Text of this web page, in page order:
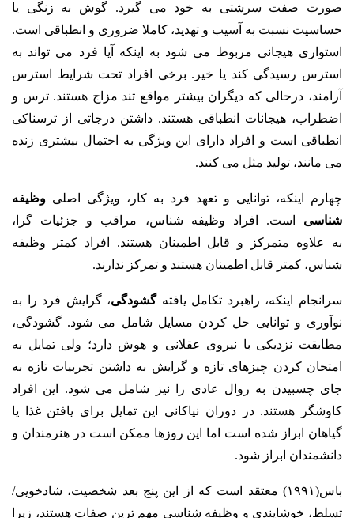
صورت صفت سرشتی به خود می گیرد. گوش به زنگی یا
حساسیت نسبت به آسیب و تهدید، کاملا ضروری و انطباقی است.
استواری هیجانی مربوط می شود به اینکه آیا فرد می تواند به
استرس رسیدگی کند یا خیر. برخی افراد تحت شرایط استرس
آرامند، درحالی که دیگران بیشتر مواقع تند مزاج هستند. ترس و
اضطراب، هیجانات انطباقی هستند. داشتن درجاتی از ترسناکی
انطباقی است و افراد دارای این ویژگی به احتمال بیشتری زنده
می مانند، تولید مثل می کنند.
چهارم اینکه، توانایی و تعهد فرد به کار، ویژگی اصلی وظیفه
شناسی است. افراد وظیفه شناس، مراقب و جزئیات گرا،
به علاوه متمرکز و قابل اطمینان هستند. افراد کمتر وظیفه
شناس، کمتر قابل اطمینان هستند و تمرکز ندارند.
سرانجام اینکه، راهبرد تکامل یافتهگشودگی، گرایش فرد را به
نوآوری و توانایی حل کردن مسایل شامل می شود. گشودگی،
مطابقت نزدیکی با نیروی عقلانی و هوش دارد؛ ولی تمایل به
امتحان کردن چیزهای تازه و گرایش به داشتن تجربیات تازه به
جای چسبیدن به روال عادی را نیز شامل می شود. این افراد
کاوشگر هستند. در دوران نیاکانی این تمایل برای یافتن غذا یا
گیاهان ابراز شده است اما این روزها ممکن است در هنرمندان و
دانشمندان ابراز شود.
باس(۱۹۹۱) معتقد است که از این پنج بعد شخصیت، شادخویی/
تسلط، خوشایندی و وظیفه شناسی مهم ترین صفات هستند، زیرا